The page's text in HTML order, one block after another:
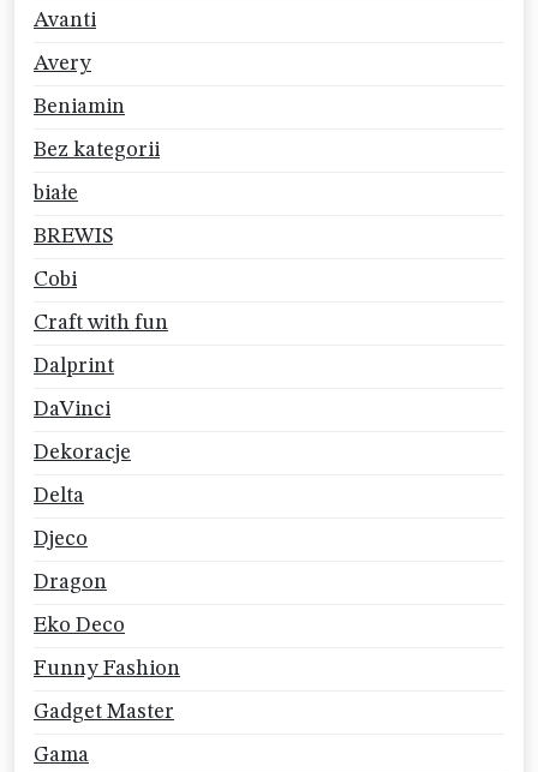
Avanti
Avery
Beniamin
Bez kategorii
białe
BREWIS
Cobi
Craft with fun
Dalprint
DaVinci
Dekoracje
Delta
Djeco
Dragon
Eko Deco
Funny Fashion
Gadget Master
Gama